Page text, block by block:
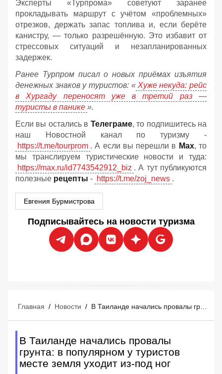
Эксперты «Турпрома» советуют заранее
прокладывать маршрут с учётом «проблемных»
отрезков, держать запас топлива и, если берёте
канистру, — только разрешённую. Это избавит от
стрессовых ситуаций и незапланированных
задержек.
Ранее Турпром писал о новых приёмах изъятия
денежных знаков у туристов: « Хуже некуда: рейс
в Хургаду переносят уже в третий раз —
туристы в панике ».
Если вы остались в Телеграме, то подпишитесь на
наш Новостной канал по туризму -
https://t.me/tourprom . А если вы перешли в Мах, то
мы транслируем туристические новости и туда:
https://max.ru/id7743542912_biz . А тут публикуются
полезные рецепты - https://t.me/zoj_news .
Евгения Бурмистрова
Подписывайтесь на новости туризма
Главная / Новости /
В Таиланде начались провалы
грунта: в популярном у туристов
месте земля уходит из-под ног